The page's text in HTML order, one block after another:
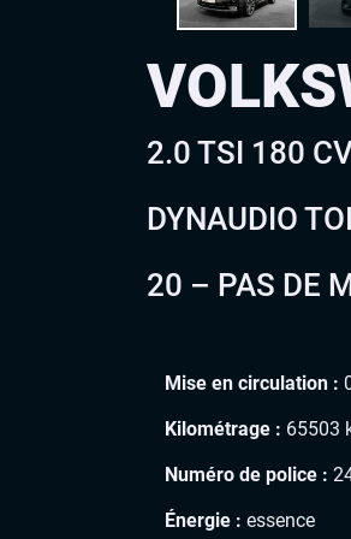
2.0 TSI 180
DYNAUDIO
20 – PAS DE
Mise en circulation :
Kilométrage : 65503
Numéro de police :
Énergie : essence